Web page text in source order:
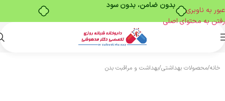
بدون ضامن، بدون سود
عبور به ناوبری
رفتن به محتوای اصلی
خانه/محصولات بهداشتی/بهداشت و مراقبت بدن